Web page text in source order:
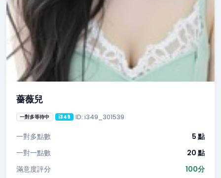
薔薇兒
一對多等待中 i349 ID: i349_301539
一對多點數
5 點
一對一點數
20 點
滿意度評分
100分